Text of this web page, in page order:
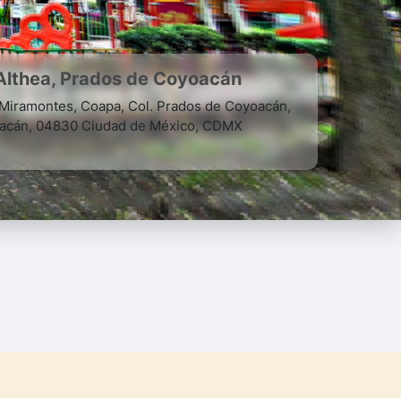
Prados de Coyoacán
Coapa, Col. Prados de Coyoacán,
04830 Ciudad de México, CDMX